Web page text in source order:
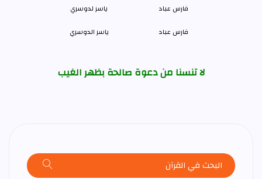
فارس عباد ياسر الدوسري
لا تنسنا من دعوة صالحة بظهر الغيب